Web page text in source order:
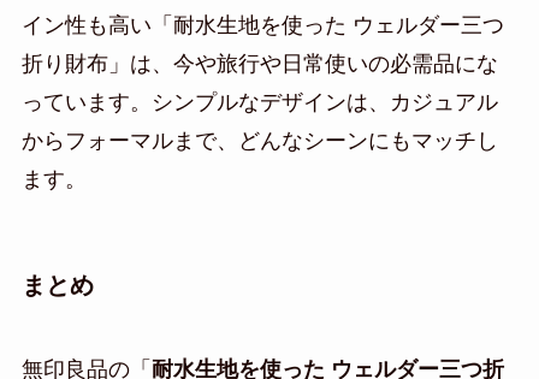
イン性も高い「耐水生地を使った ウェルダー三つ
折り財布」は、今や旅行や日常使いの必需品にな
っています。シンプルなデザインは、カジュアル
からフォーマルまで、どんなシーンにもマッチし
ます。
まとめ
無印良品の「 耐水生地を使った ウェルダー三つ折